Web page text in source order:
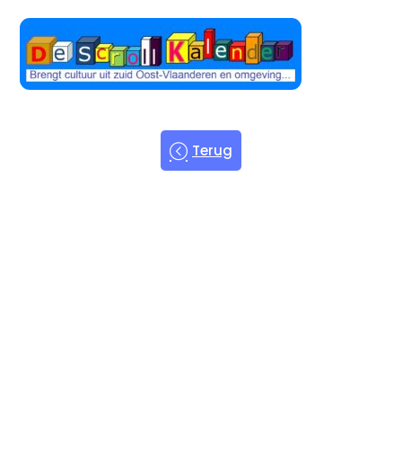
Terug